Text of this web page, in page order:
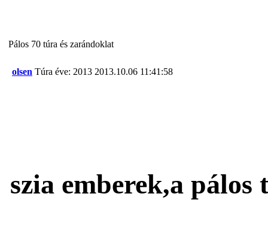
Pálos 70 túra és zarándoklat
olsen Túra éve: 2013 2013.10.06 11:41:58
szia emberek,a pálos